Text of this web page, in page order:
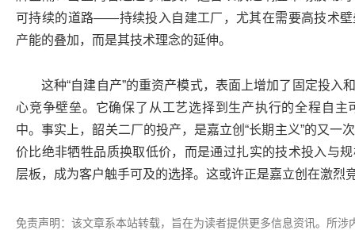
可持续的道路——持续投入自建工厂，尤其在需要高技术
产能的叠加，而是其技术理念的延伸。
这种“自建自产”的重资产模式，表面上增加了固定投入
心竞争壁垒。它确保了从工艺选择到生产执行的全程自
中。事实上，韶关二厂的投产，是嘉立创“长期主义”的又
价比绝非牺牲品质换取低价，而是通过扎实的技术投入与
层板，成为客户触手可及的选择。这或许正是嘉立创在激烈
免责声明：该文章系本站转载，旨在为读者提供更多信息资讯。所